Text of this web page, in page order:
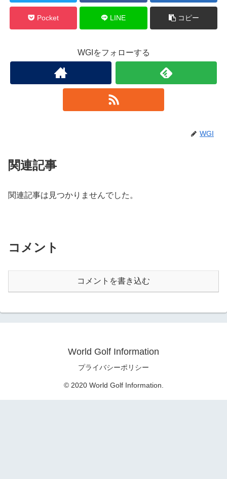
Pocket LINE コピー
WGIをフォローする
WGI
関連記事
関連記事は見つかりませんでした。
コメント
コメントを書き込む
World Golf Information
プライバシーポリシー
© 2020 World Golf Information.